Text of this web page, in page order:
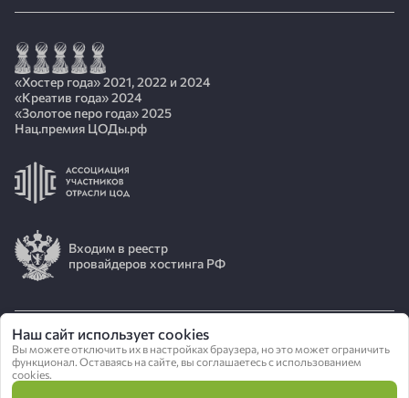
«Хостер года» 2021, 2022 и 2024
«Креатив года» 2024
«Золотое перо года» 2025
Нац.премия ЦОДы.рф
Входим в реестр
провайдеров хостинга РФ
© 2026 АО «ИОТ»
Политика конфиденциальности
Наш сайт использует cookies
Вы можете отключить их в настройках браузера, но это может ограничить
функционал. Оставаясь на сайте, вы соглашаетесь с использованием
cookies.